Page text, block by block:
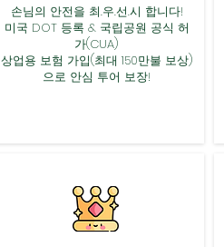
손님의 안전을 최.우.선.시 합니다!
미국 DOT 등록 & 국립공원 공식 허
가(CUA)
상업용 보험 가입(최대 150만불 보상)
으로 안심 투어 보장!